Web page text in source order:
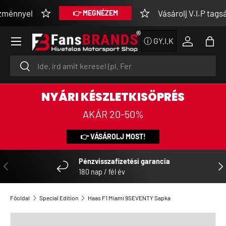
UGRÁS A TARTALOMRA
👉 MEGNÉZEM Vásárolj V.I.P
Keresés
Keresés
ⓘ GY.I.K
Menü
NYÁRI KÉSZLETKISÖPRÉS
AKÁR 20-50%
👉 VÁSÁROLJ MOST!
ELŐZŐ
Pénzvisszafizetési garancia
180 nap / fél év
Főoldal Special Edition Haas F1 Miami 9SEVENTY Sapka